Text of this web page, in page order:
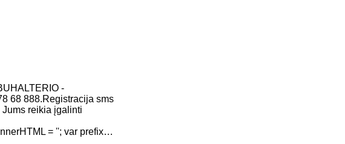
-
68 888.Registracija sms
reikia įgalinti
= ''; var prefix…